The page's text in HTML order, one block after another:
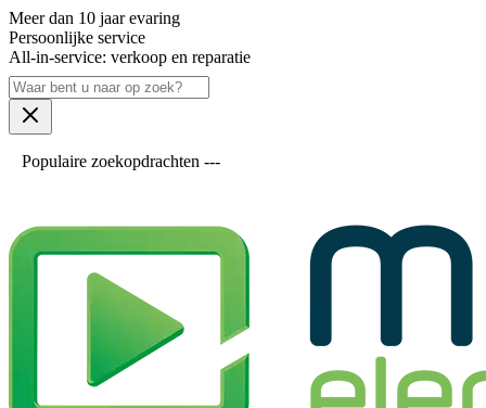
Meer dan 10 jaar evaring
Persoonlijke service
All-in-service: verkoop en reparatie
Populaire zoekopdrachten ---